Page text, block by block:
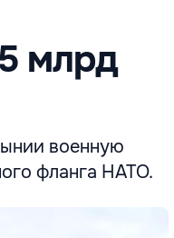
млрд
военную
фланга НАТО.